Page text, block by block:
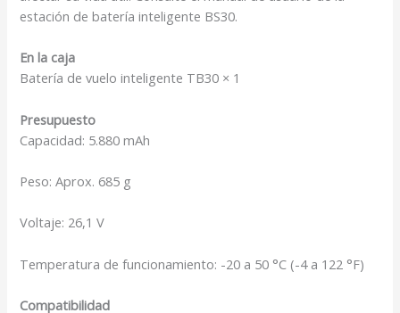
estación de batería inteligente BS30.
En la caja
Batería de vuelo inteligente TB30 × 1
Presupuesto
Capacidad: 5.880 mAh
Peso: Aprox. 685 g
Voltaje: 26,1 V
Temperatura de funcionamiento: -20 a 50 °C (-4 a 122 °F)
Compatibilidad